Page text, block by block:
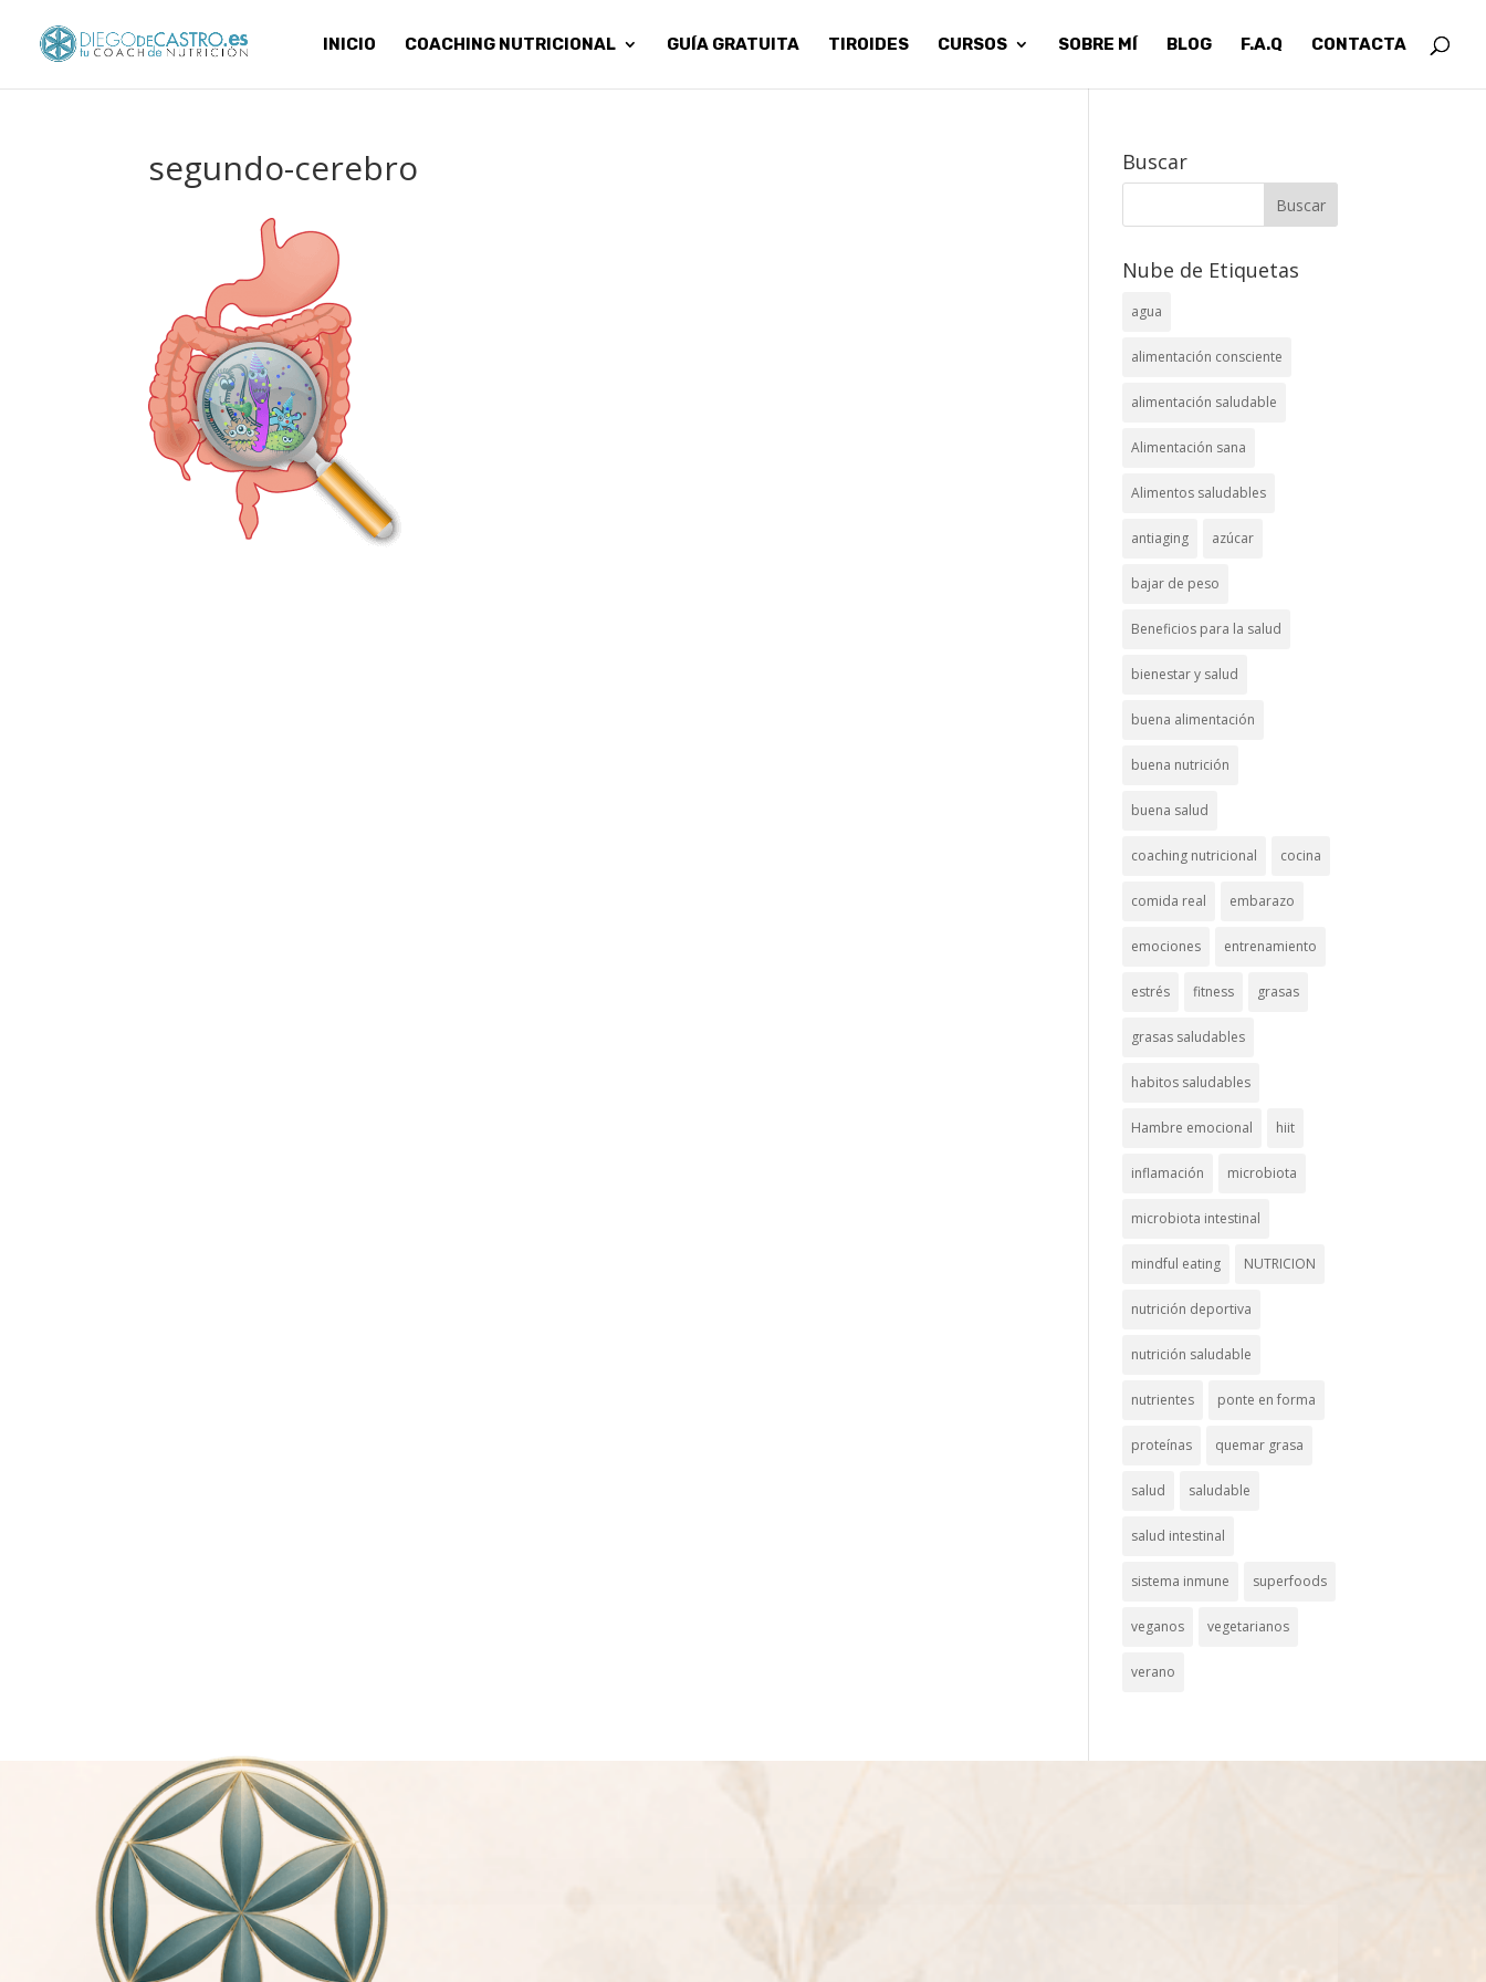
INICIO COACHING NUTRICIONAL GUÍA GRATUITA TIROIDES CURSOS SOBRE MÍ BLOG F.A.Q CONTACTA
segundo-cerebro Buscar
Nube de Etiquetas
agua
alimentación consciente
alimentación saludable
Alimentación sana
Alimentos saludables
antiaging azúcar
bajar de peso
Beneficios para la salud
bienestar y salud
buena alimentación
buena nutrición
buena salud
coaching nutricional cocina
comida real embarazo
emociones entrenamiento
estrés fitness grasas
grasas saludables
habitos saludables
Hambre emocional hiit
inflamación microbiota
microbiota intestinal
mindful eating NUTRICION
nutrición deportiva
nutrición saludable
nutrientes ponte en forma
proteínas quemar grasa
salud saludable
salud intestinal
sistema inmune superfoods
veganos vegetarianos
verano